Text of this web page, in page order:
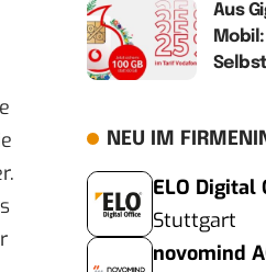
Aus
NEU IM
ELO Digital
Stuttgart
novomind